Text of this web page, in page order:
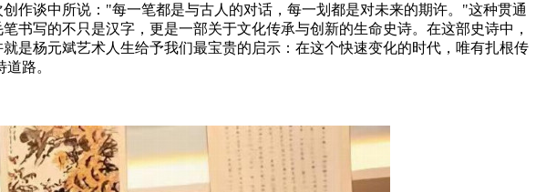
作谈中所说："每一笔都是与古人的对话，每一划都是对未来的期许。"这种贯通
写的不只是汉字，更是一部关于文化传承与创新的生命史诗。在这部史诗中，
是杨元斌艺术人生给予我们最宝贵的启示：在这个快速变化的时代，唯有扎根传
路。